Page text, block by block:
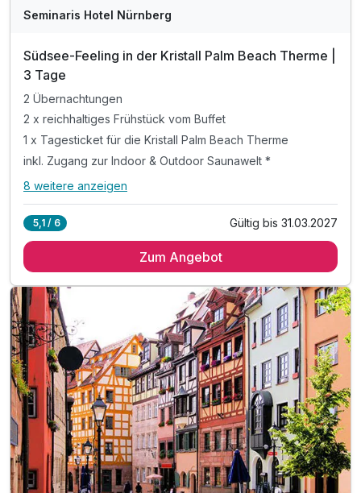
Seminaris Hotel Nürnberg
Südsee-Feeling in der Kristall Palm Beach Therme |
3 Tage
2 Übernachtungen
2 x reichhaltiges Frühstück vom Buffet
1 x Tagesticket für die Kristall Palm Beach Therme
inkl. Zugang zur Indoor & Outdoor Saunawelt *
Alle Inklusivleistungen
2 x reichhaltiges Frühstück vom Buffet
inkl. Zugang zur Indoor & Outdoor Saunawelt *
inkl. Zugang zum Erlebnisbad & Rutschenwelt*
inkl. tropisches Wellenbad & Außensolebecken*
inkl. Gondelsauna mit einzigartigem Ausblick*
inkl. Gletschereis-Kabine bei - 4 °C uvm.*
inkl. Kleopatra-Schwebebecken uvm.*
inkl. Wettkampfrutsche SPACE RACE uvm.*
inkl. Kinderland mit Wasserspielplatz*
inkl. Parkplatz am Hotel
8 weitere anzeigen
5,1 / 6 Gültig bis 31.03.2027
Zum Angebot